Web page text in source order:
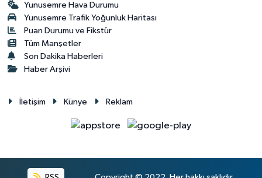
Yunusemre Hava Durumu
Yunusemre Trafik Yoğunluk Haritası
Puan Durumu ve Fikstür
Tüm Manşetler
Son Dakika Haberleri
Haber Arşivi
İletişim Künye Reklam